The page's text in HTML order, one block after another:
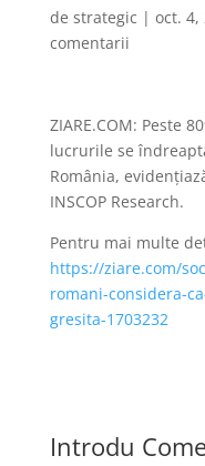
de strategic | oct. 4,
comentarii
ZIARE.COM: Peste
lucrurile se
România,
INSCOP Research.
Pentru mai multe
https://ziare.com/
romani-considera-
gresita-1703232
Introdu